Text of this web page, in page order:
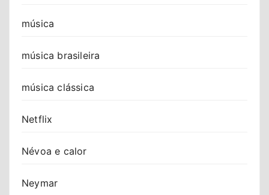
música
música brasileira
música clássica
Netflix
Névoa e calor
Neymar